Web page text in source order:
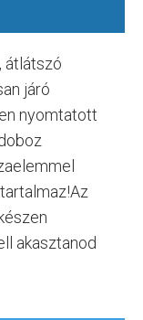
átlátszó
járó
nyomtatott
akasztanod